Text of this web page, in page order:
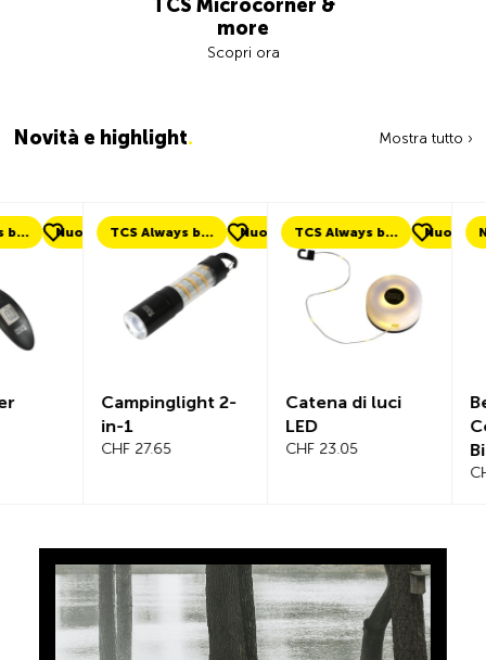
TCS Microcorner &
more
Scopri ora
Novità e highlight. Mostra tutto ›
TCS Always by my side Nuovo
Campinglight 2-
TCS Always by my side Nuovo
Catena di luci
CHF 23.05
Nuovo
Beeline
Bicicletta
Completo
CHF 101.65